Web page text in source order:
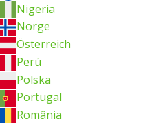
Nigeria
Norge
Österreich
Perú
Polska
Portugal
România